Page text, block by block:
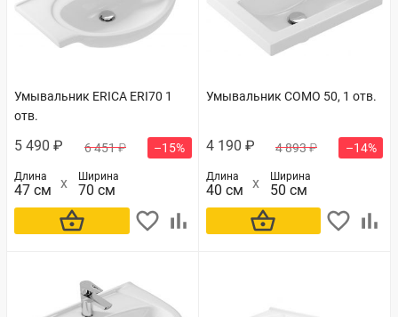
Умывальник ERICA ERI70 1
отв.
5 490 ₽ 6 451 ₽ –15%
Длина
47 см
Ширина
70 см
В корзину
Умывальник COMO 50, 1 отв.
4 190 ₽ 4 893 ₽ –14%
Длина
40 см
Ширина
50 см
В корзину